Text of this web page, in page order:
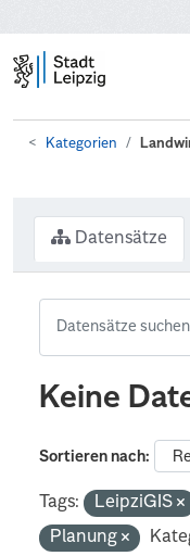
Kategorien
Datensätze
Keine
Sortieren nach
Tags: LeipziGIS
Planung